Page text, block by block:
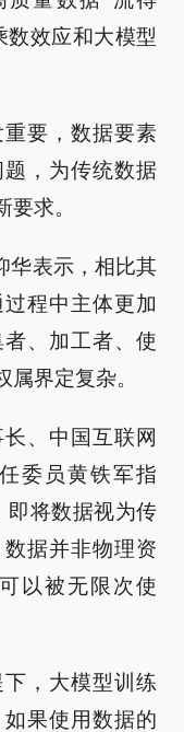
数效应和大模型
要，数据要素
，为传统数据
求。
华表示，相比其
程中主体更加
、加工者、使
界定复杂。
、中国互联网
委员黄铁军指
即将数据视为传
据并非物理资
以被无限次使
，大模型训练
果使用数据的